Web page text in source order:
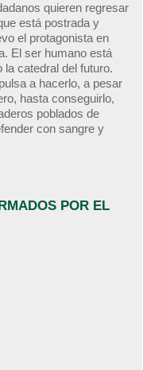
quieren regresar
está postrada y
el protagonista en
El ser humano está
catedral del futuro.
a hacerlo, a pesar
hasta conseguirlo,
poblados de
con sangre y
POR EL